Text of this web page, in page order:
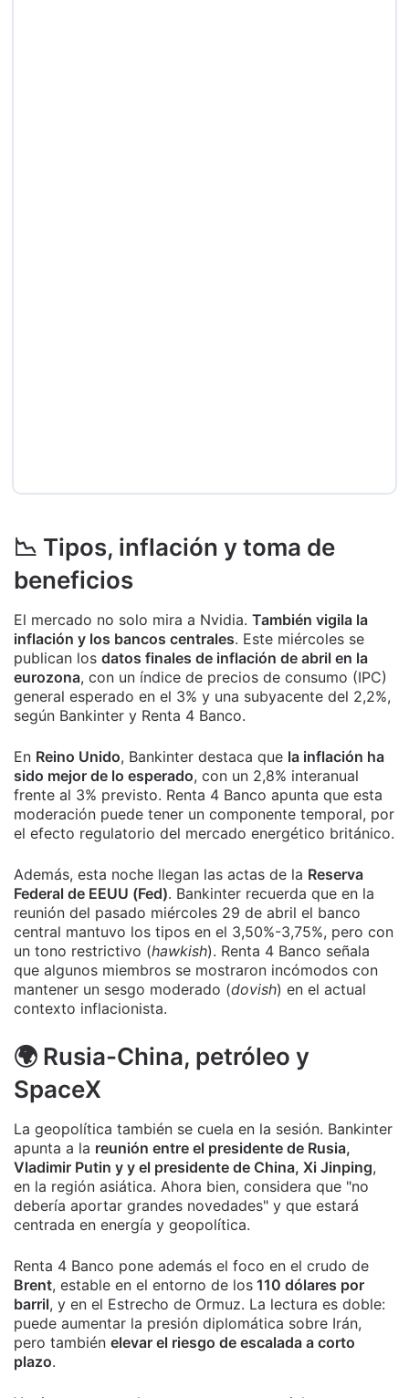
📉 Tipos, inflación y toma de
beneficios
El mercado no solo mira a Nvidia. También vigila la
inflación y los bancos centrales. Este miércoles se
publican los datos finales de inflación de abril en la
eurozona, con un índice de precios de consumo (IPC)
general esperado en el 3% y una subyacente del 2,2%,
según Bankinter y Renta 4 Banco.
En Reino Unido, Bankinter destaca que la inflación ha
sido mejor de lo esperado, con un 2,8% interanual
frente al 3% previsto. Renta 4 Banco apunta que esta
moderación puede tener un componente temporal, por
el efecto regulatorio del mercado energético británico.
Además, esta noche llegan las actas de la Reserva
Federal de EEUU (Fed). Bankinter recuerda que en la
reunión del pasado miércoles 29 de abril el banco
central mantuvo los tipos en el 3,50%-3,75%, pero con
un tono restrictivo (hawkish). Renta 4 Banco señala
que algunos miembros se mostraron incómodos con
mantener un sesgo moderado (dovish) en el actual
contexto inflacionista.
🌍 Rusia-China, petróleo y
SpaceX
La geopolítica también se cuela en la sesión. Bankinter
apunta a la reunión entre el presidente de Rusia,
Vladimir Putin y y el presidente de China, Xi Jinping,
en la región asiática. Ahora bien, considera que "no
debería aportar grandes novedades" y que estará
centrada en energía y geopolítica.
Renta 4 Banco pone además el foco en el crudo de
Brent, estable en el entorno de los 110 dólares por
barril, y en el Estrecho de Ormuz. La lectura es doble:
puede aumentar la presión diplomática sobre Irán,
pero también elevar el riesgo de escalada a corto
plazo.